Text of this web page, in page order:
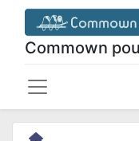
Commown